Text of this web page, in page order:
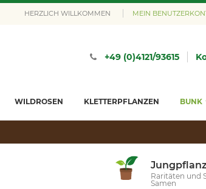
MEIN
HERZLICH WILLKOMMEN
+49 (0)4121/93615
WILDROSEN KLETTERPFLANZEN BUNK
Raritäten und
Samen